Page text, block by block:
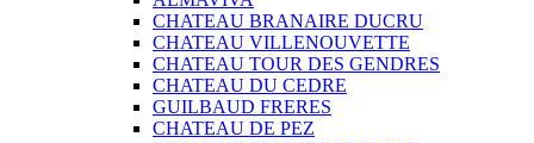
CHATEAU BRANAIRE DUCRU
CHATEAU VILLENOUVETTE
CHATEAU TOUR DES GENDRES
CHATEAU DU CEDRE
GUILBAUD FRERES
CHATEAU DE PEZ